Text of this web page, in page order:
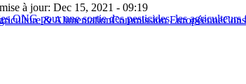
ONG pour une sortie des pesticides, les agriculteurs
à jour: Dec 15, 2021 - 09:19
& AlimentationCommission Européenne